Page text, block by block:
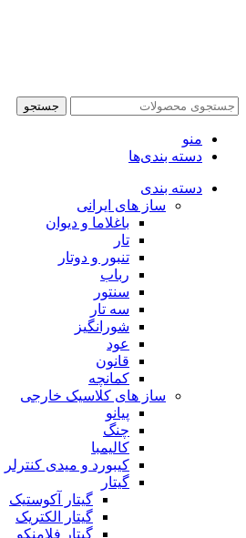
جستجو
منو
دسته بندی‌ها
دسته بندی
ساز های ایرانی
باغلاما و دیوان
تار
تنبور و دوتار
رباب
سنتور
سه تار
شورانگیز
عود
قانون
کمانچه
ساز های کلاسیک خارجی
پیانو
چنگ
کالیمبا
کیبورد و میدی کنترلر
گیتار
گیتار آکوستیک
گیتار الکتریک
گیتار فلامنکو